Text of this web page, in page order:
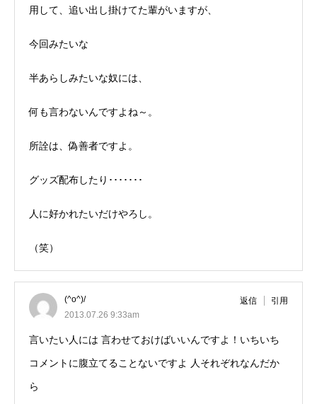
用して、追い出し掛けてた輩がいますが、
今回みたいな
半あらしみたいな奴には、
何も言わないんですよね～。
所詮は、偽善者ですよ。
グッズ配布したり･･･････
人に好かれたいだけやろし。
（笑）
(^o^)/
2013.07.26 9:33am
返信 引用
言いたい人には 言わせておけばいいんですよ！いちいち
コメントに腹立てることないですよ 人それぞれなんだか
ら